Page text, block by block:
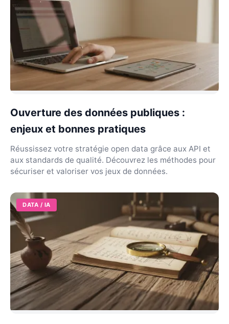
Ouverture des données publiques :
enjeux et bonnes pratiques
Réussissez votre stratégie open data grâce aux API et
aux standards de qualité. Découvrez les méthodes pour
sécuriser et valoriser vos jeux de données.
DATA / IA